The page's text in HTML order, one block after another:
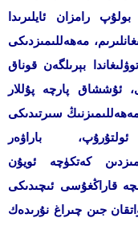
رامزان ئايلىرىدا
مەھەللىمىزدىكى
بېرىلگەن قوناق
ئۇششاق پارچە پۇللار
سىرتىدىكى
باراۋەر
كەتكۈچە ئويۇن
قاراڭغۇسى ئىچىدىكى
جىن چىراغ نۇرىدەك